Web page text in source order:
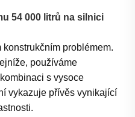
54 000 litrů na silnici
problémem.
používáme
s vysoce
vykazuje přívěs vynikající